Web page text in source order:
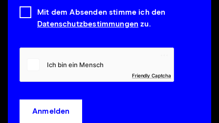
Mit dem Absenden stimme ich den
Datenschutzbestimmungen zu.
Friendly Captcha
Anmelden